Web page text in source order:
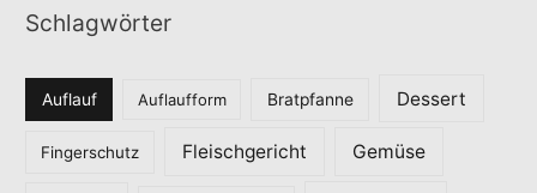
e
r
Schlagwörter
Auflauf Auflaufform Bratpfanne Dessert
Fingerschutz Fleischgericht Gemüse